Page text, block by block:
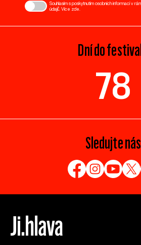
Souhlasím s poskytnutím osobních informací v
údajů. Více zde
Dní do
78
Sledujte nás